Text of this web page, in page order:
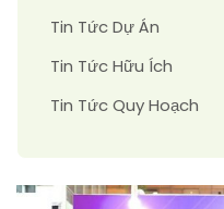
Tin Tức Dự Án
Tin Tức Hữu Ích
Tin Tức Quy Hoạch